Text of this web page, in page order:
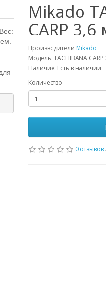
Mikado
CARP 3,6
Производители Mikado
Модель: TACHIBANA
Наличие: Есть в наличии
Количество
0 отзывов